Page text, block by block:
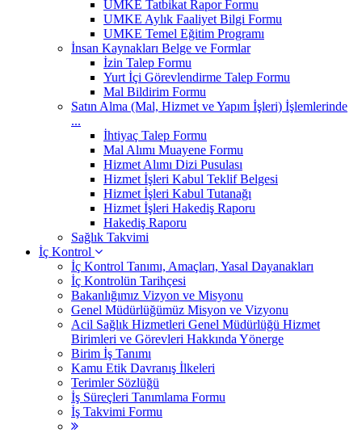
UMKE Tatbikat Rapor Formu
UMKE Aylık Faaliyet Bilgi Formu
UMKE Temel Eğitim Programı
İnsan Kaynakları Belge ve Formlar
İzin Talep Formu
Yurt İçi Görevlendirme Talep Formu
Mal Bildirim Formu
Satın Alma (Mal, Hizmet ve Yapım İşleri) İşlemlerinde
...
İhtiyaç Talep Formu
Mal Alımı Muayene Formu
Hizmet Alımı Dizi Pusulası
Hizmet İşleri Kabul Teklif Belgesi
Hizmet İşleri Kabul Tutanağı
Hizmet İşleri Hakediş Raporu
Hakediş Raporu
Sağlık Takvimi
İç Kontrol
İç Kontrol Tanımı, Amaçları, Yasal Dayanakları
İç Kontrolün Tarihçesi
Bakanlığımız Vizyon ve Misyonu
Genel Müdürlüğümüz Misyon ve Vizyonu
Acil Sağlık Hizmetleri Genel Müdürlüğü Hizmet
Birimleri ve Görevleri Hakkında Yönerge
Birim İş Tanımı
Kamu Etik Davranış İlkeleri
Terimler Sözlüğü
İş Süreçleri Tanımlama Formu
İş Takvimi Formu